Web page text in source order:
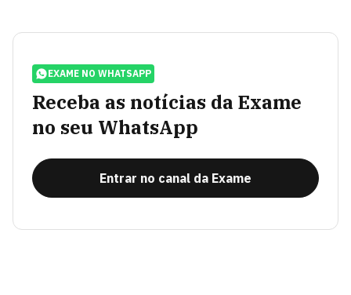
EXAME NO WHATSAPP
Receba as notícias da Exame
no seu WhatsApp
Entrar no canal da Exame